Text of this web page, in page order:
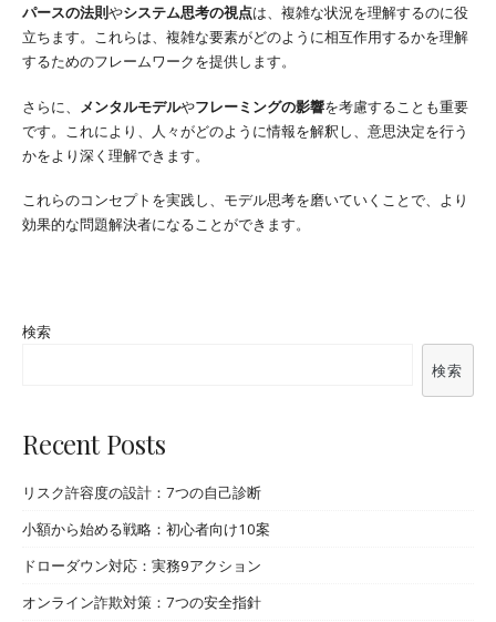
パースの法則やシステム思考の視点は、複雑な状況を理解するのに役
立ちます。これらは、複雑な要素がどのように相互作用するかを理解
するためのフレームワークを提供します。
さらに、 メンタルモデルやフレーミングの影響を考慮することも重要
です。これにより、人々がどのように情報を解釈し、意思決定を行う
かをより深く理解できます。
これらのコンセプトを実践し、モデル思考を磨いていくことで、より
効果的な問題解決者になることができます。
検索
検索
Recent Posts
リスク許容度の設計：7つの自己診断
小額から始める戦略：初心者向け10案
ドローダウン対応：実務9アクション
オンライン詐欺対策：7つの安全指針